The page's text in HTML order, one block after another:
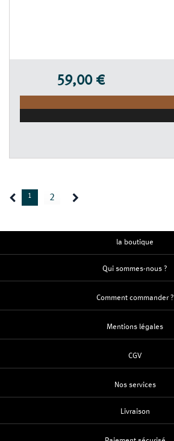
59,00 €
1 2
la boutique
Qui sommes-nous ?
Comment commander ?
Mentions légales
CGV
Nos services
Livraison